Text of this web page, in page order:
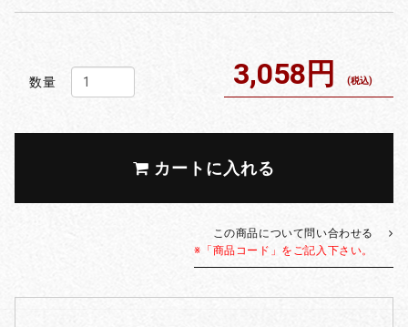
数量 3,058円 (税込)
カートに入れる
この商品について問い合わせる
※「商品コード」をご記入下さい。